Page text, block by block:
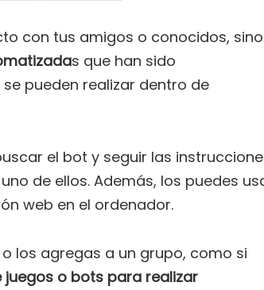
con tus amigos o conocidos, sino
s que han sido
pueden realizar dentro de
el bot y seguir las
de ellos. Además, los puedes
web en el ordenador.
los agregas a un grupo, como si
juegos o bots para realizar